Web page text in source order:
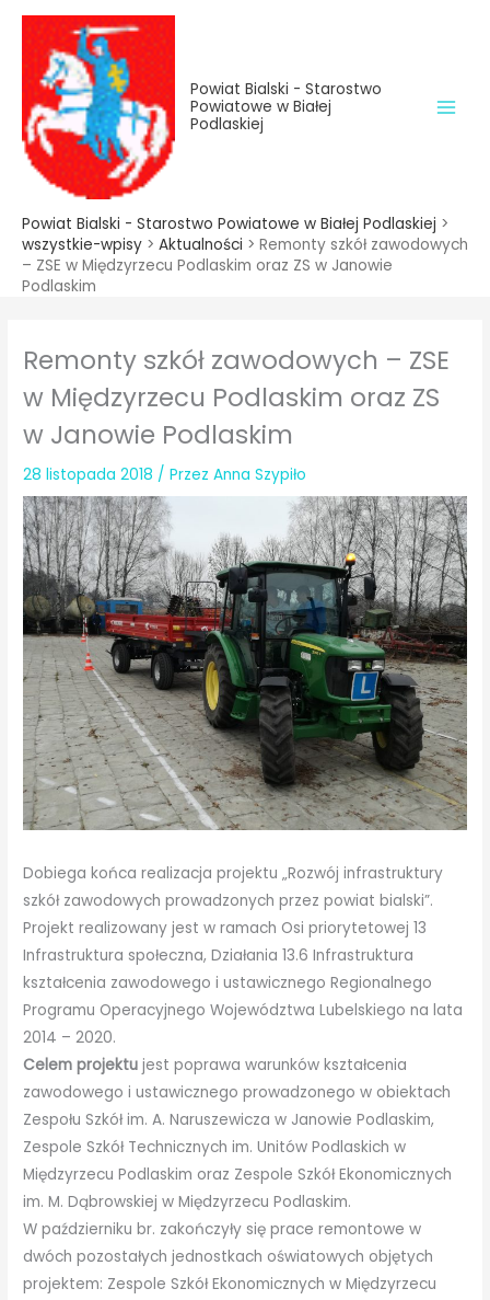
treści
Przejdź
treści
Powiat Bialski - Starostwo
Powiatowe w Białej
Podlaskiej
Powiat Bialski - Starostwo Powiatowe w Białej Podlaskiej >
wszystkie-wpisy > Aktualności > Remonty szkół zawodowych
– ZSE w Międzyrzecu Podlaskim oraz ZS w Janowie
Podlaskim
Remonty szkół zawodowych – ZSE
w Międzyrzecu Podlaskim oraz ZS
w Janowie Podlaskim
28 listopada 2018 / PrzezAnna Szypiło
Dobiega końca realizacja projektu „Rozwój infrastruktury
szkół zawodowych prowadzonych przez powiat bialski”.
Projekt realizowany jest w ramach Osi priorytetowej 13
Infrastruktura społeczna, Działania 13.6 Infrastruktura
kształcenia zawodowego i ustawicznego Regionalnego
Programu Operacyjnego Województwa Lubelskiego na lata
2014 – 2020.
Celem projektujest poprawa warunków kształcenia
zawodowego i ustawicznego prowadzonego w obiektach
Zespołu Szkół im. A. Naruszewicza w Janowie Podlaskim,
Zespole Szkół Technicznych im. Unitów Podlaskich w
Międzyrzecu Podlaskim oraz Zespole Szkół Ekonomicznych
im. M. Dąbrowskiej w Międzyrzecu Podlaskim.
W październiku br. zakończyły się prace remontowe w
dwóch pozostałych jednostkach oświatowych objętych
projektem: Zespole Szkół Ekonomicznych w Międzyrzecu